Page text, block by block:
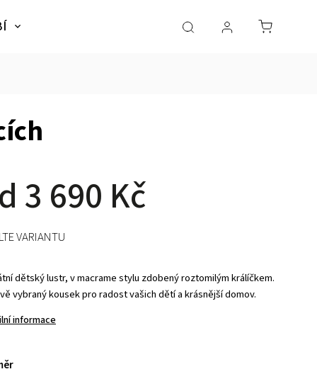
SLADKÉ SNY Dárky pro
3 690 Kč
dětský lustr, v macrame stylu zdobený roztomilým králíčkem.
vybraný kousek pro radost vašich dětí a krásnější domov.
informace
VARIANTU